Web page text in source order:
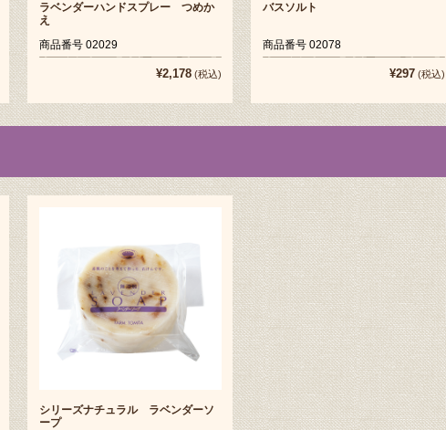
ラベンダーハンドスプレー つめか
え
商品番号 02029
¥2,178 (税込)
バスソルト
商品番号 02078
¥297 (税込)
シリーズナチュラル ラベンダーソ
ープ